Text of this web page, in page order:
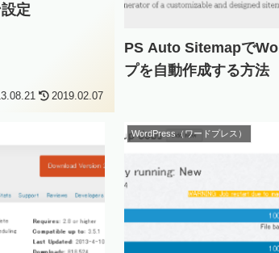
定
2019.02.07
PS Auto Sitemapで
プを自動作成する方法
WordPress（ワードプレス）